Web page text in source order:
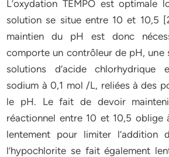
L’oxydation TEMPO est optimale
solution se situe entre 10 et 10,5
maintien du pH est donc
comporte un contrôleur de pH, une
solutions d’acide chlorhydrique
sodium à 0,1 mol /L, reliées à des
le pH. Le fait de devoir
réactionnel entre 10 et 10,5 oblige
lentement pour limiter l’addition
l’hypochlorite se fait également